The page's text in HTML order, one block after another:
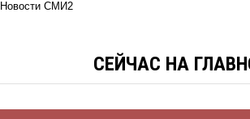
Новости СМИ2
СЕЙЧАС НА